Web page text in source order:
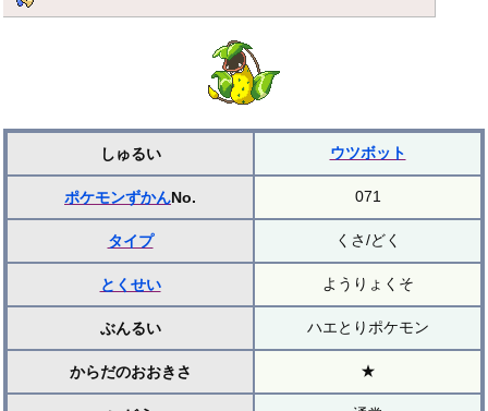
しゅるい ウツボット
ポケモンずかんNo. 071
タイプ くさ/どく
とくせい ようりょくそ
ぶんるい ハエとりポケモン
からだのおおきさ ★